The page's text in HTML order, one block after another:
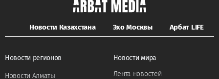
Новости Казахстана Эхо Москвы Арбат LIFE
Новости регионов
Новости Алматы
Новости мира
Лента новостей